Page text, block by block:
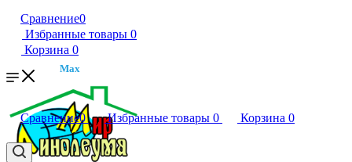
Сравнение0
Избранные товары 0
Корзина 0
Max
Сравнение0 Избранные товары 0 Корзина 0